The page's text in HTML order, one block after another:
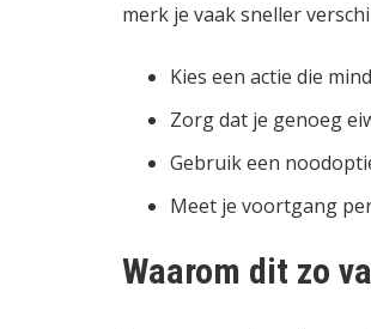
merk je vaak sneller
Kies een actie die
Zorg dat je genoeg
Gebruik een
Meet je voortgang
Waarom dit zo